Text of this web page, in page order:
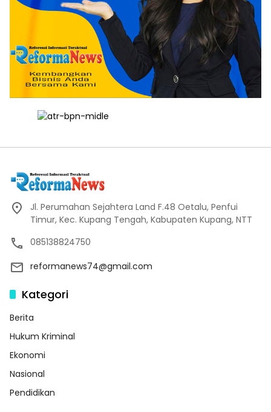
Jl. Perumahan Sejahtera Land F.48 Oetalu, Penfui
Timur, Kec. Kupang Tengah, Kabupaten Kupang, NTT
085138824750
reformanews74@gmail.com
Kategori
Berita
Hukum Kriminal
Ekonomi
Nasional
Pendidikan